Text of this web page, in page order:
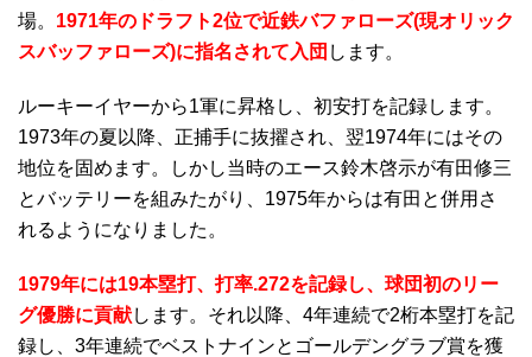
場。 1971年のドラフト2位で近鉄バファローズ(現オリック
スバッファローズ)に指名されて入団 します。
ルーキーイヤーから1軍に昇格し、初安打を記録します。
1973年の夏以降、正捕手に抜擢され、翌1974年にはその
地位を固めます。しかし当時のエース鈴木啓示が有田修三
とバッテリーを組みたがり、1975年からは有田と併用さ
れるようになりました。
1979年には19本塁打、打率.272を記録し、球団初のリー
グ優勝に貢献します。それ以降、4年連続で2桁本塁打を記
録し、3年連続でベストナインとゴールデングラブ賞を獲